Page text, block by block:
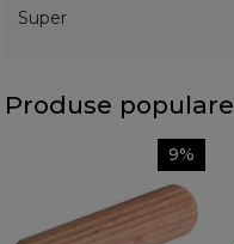
Super
Produse populare
9%